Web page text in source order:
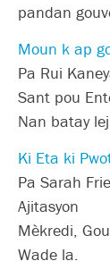
pandan
Moun k ap
Pa Rui
Sant pou
Nan batay
Ki Eta ki
Pa Sarah
Ajitasyon
Mèkredi,
Wade la.